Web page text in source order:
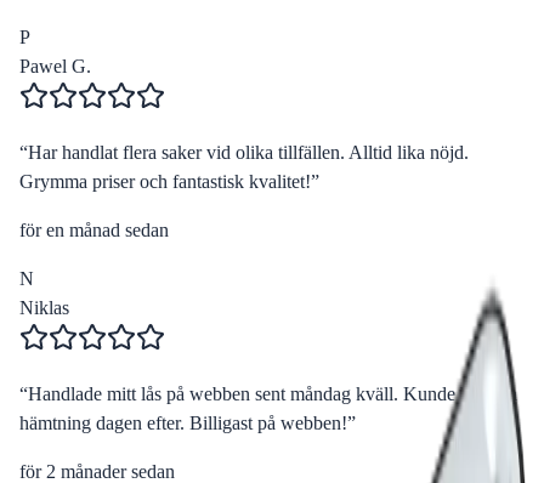
P
Pawel G.
“Har handlat flera saker vid olika tillfällen. Alltid lika nöjd.
Grymma priser och fantastisk kvalitet!”
för en månad sedan
N
Niklas
“Handlade mitt lås på webben sent måndag kväll. Kunde boka in
hämtning dagen efter. Billigast på webben!”
för 2 månader sedan